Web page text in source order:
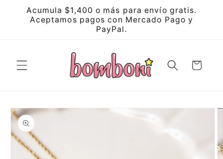
Skip to
content
Acumula $1,400 o más para envío gratis.
Aceptamos pagos con Mercado Pago y
PayPal.
Cart
Skip to
product
information